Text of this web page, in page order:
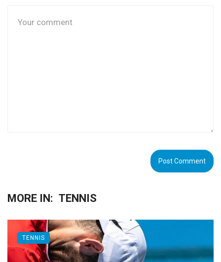
MORE IN: TENNIS
TENNIS